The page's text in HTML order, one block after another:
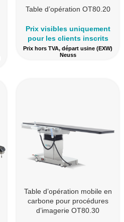
Table d’opération OT80.20
Prix visibles uniquement
pour les clients inscrits
Prix hors TVA, départ usine (EXW)
Neuss
Table d’opération mobile en
carbone pour procédures
d’imagerie OT80.30